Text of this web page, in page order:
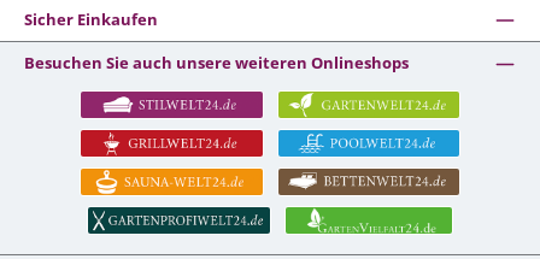
Sicher Einkaufen
Besuchen Sie auch unsere weiteren Onlineshops